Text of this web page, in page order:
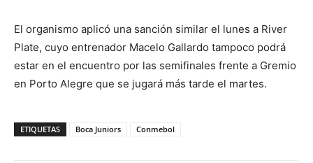
El organismo aplicó una sanción similar el lunes a River
Plate, cuyo entrenador Macelo Gallardo tampoco podrá
estar en el encuentro por las semifinales frente a Gremio
en Porto Alegre que se jugará más tarde el martes.
ETIQUETAS Boca Juniors Conmebol